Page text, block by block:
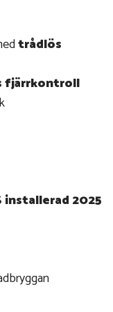
trådlös
fjärrkontroll
2025